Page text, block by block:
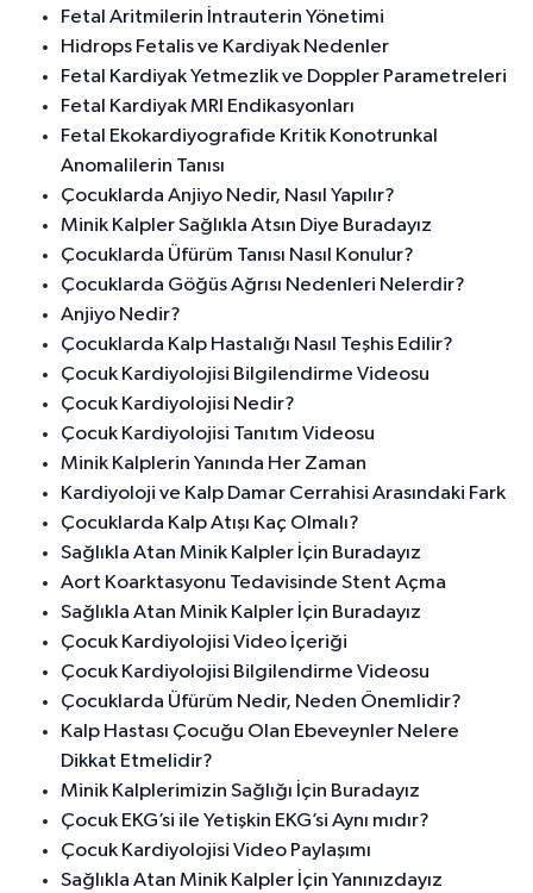
Fetal Aritmilerin İntrauterin Yönetimi
Hidrops Fetalis ve Kardiyak Nedenler
Fetal Kardiyak Yetmezlik ve Doppler Parametreleri
Fetal Kardiyak MRI Endikasyonları
Fetal Ekokardiyografide Kritik Konotrunkal
Anomalilerin Tanısı
Çocuklarda Anjiyo Nedir, Nasıl Yapılır?
Minik Kalpler Sağlıkla Atsın Diye Buradayız
Çocuklarda Üfürüm Tanısı Nasıl Konulur?
Çocuklarda Göğüs Ağrısı Nedenleri Nelerdir?
Anjiyo Nedir?
Çocuklarda Kalp Hastalığı Nasıl Teşhis Edilir?
Çocuk Kardiyolojisi Bilgilendirme Videosu
Çocuk Kardiyolojisi Nedir?
Çocuk Kardiyolojisi Tanıtım Videosu
Minik Kalplerin Yanında Her Zaman
Kardiyoloji ve Kalp Damar Cerrahisi Arasındaki Fark
Çocuklarda Kalp Atışı Kaç Olmalı?
Sağlıkla Atan Minik Kalpler İçin Buradayız
Aort Koarktasyonu Tedavisinde Stent Açma
Sağlıkla Atan Minik Kalpler İçin Buradayız
Çocuk Kardiyolojisi Video İçeriği
Çocuk Kardiyolojisi Bilgilendirme Videosu
Çocuklarda Üfürüm Nedir, Neden Önemlidir?
Kalp Hastası Çocuğu Olan Ebeveynler Nelere
Dikkat Etmelidir?
Minik Kalplerimizin Sağlığı İçin Buradayız
Çocuk EKG’si ile Yetişkin EKG’si Aynı mıdır?
Çocuk Kardiyolojisi Video Paylaşımı
Sağlıkla Atan Minik Kalpler İçin Yanınızdayız